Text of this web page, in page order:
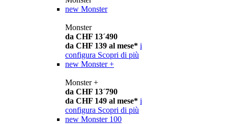
new Monster
Monster
da CHF 13´490
da CHF 139 al mese* i
configura Scopri di più
new Monster +
Monster +
da CHF 13´790
da CHF 149 al mese* i
configura Scopri di più
new Monster 100